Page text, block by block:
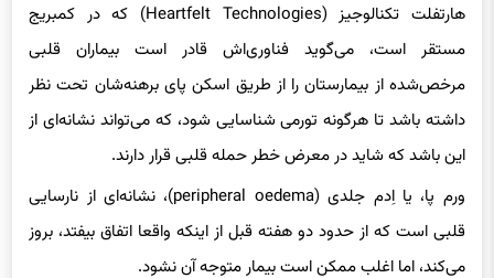
هارتفلت تکنالوجیز (Heartfelt Technologies) که در کمبریج
مستقر است، می‌گوید فناوری‌اش قادر است بیماران قلبی
مرخص‌شده از بیمارستان را از طریق اسکن پای برهنه‌شان تحت نظر
داشته باشد تا هرگونه تورمی شناسایی شود، که می‌تواند نشانه‌ای از
این باشد که شاید در معرض خطر حمله قلبی قرار دارند.
ورم پا، یا اِدم جلدی (peripheral oedema)، نشانه‌ای از نارسایی
قلبی است که از حدود دو هفته قبل از اینکه واقعا اتفاق بیفتد، بروز
می‌کند، اما اغلب ممکن است بیمار متوجه آن نشود.